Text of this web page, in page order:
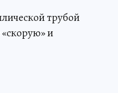
трубой
и